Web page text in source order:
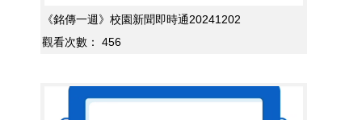
《銘傳一週》校園新聞即時通20241202
觀看次數：
456